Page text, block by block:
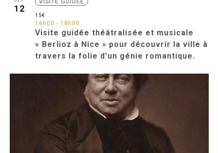
12
Visite guidée théâtralisée et musicale
« Berlioz à Nice » pour découvrir la ville à
travers la folie d’un génie romantique.
16h00 - 18h00
15€